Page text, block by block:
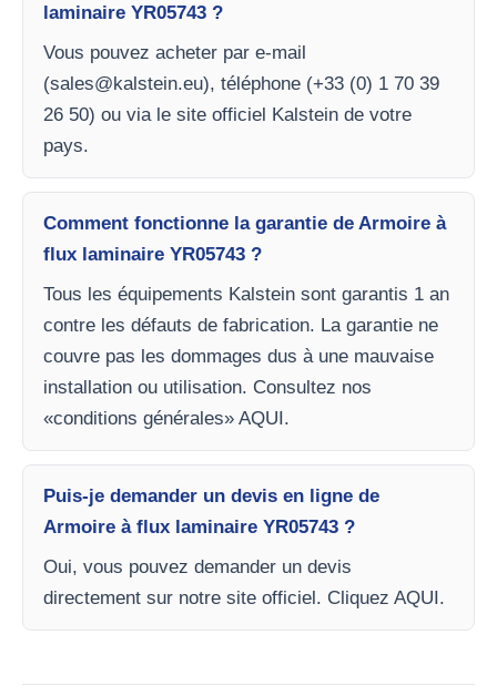
laminaire YR05743 ?
Vous pouvez acheter par e-mail
(sales@kalstein.eu), téléphone (+33 (0) 1 70 39
26 50) ou via le site officiel Kalstein de votre
pays.
Comment fonctionne la garantie de Armoire à
flux laminaire YR05743 ?
Tous les équipements Kalstein sont garantis 1 an
contre les défauts de fabrication. La garantie ne
couvre pas les dommages dus à une mauvaise
installation ou utilisation. Consultez nos
«conditions générales» AQUI.
Puis-je demander un devis en ligne de
Armoire à flux laminaire YR05743 ?
Oui, vous pouvez demander un devis
directement sur notre site officiel. Cliquez AQUI.